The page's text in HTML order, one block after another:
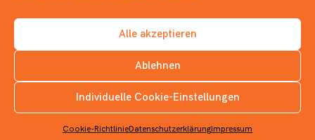
Alle akzeptieren
Ablehnen
Individuelle Cookie-Einstellungen
Cookie-RichtlinieDatenschutzerklärungImpressum
INSTAGRAM